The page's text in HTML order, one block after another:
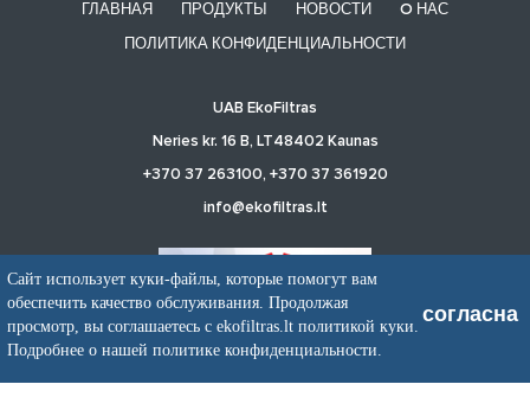
ГЛАВНАЯ ПРОДУКТЫ НОВОСТИ O НАС
ПОЛИТИКА КОНФИДЕНЦИАЛЬНОСТИ
UAB EkoFiltras
Neries kr. 16 B, LT48402 Kaunas
+370 37 263100, +370 37 361920
info@ekofiltras.lt
Previous
Slide
Сайт использует куки-файлы, которые помогут вам
обеспечить качество обслуживания. Продолжая
просмотр, вы соглашаетесь с ekofiltras.lt политикой куки.
Подробнее о нашей политике конфиденциальности.
согласна